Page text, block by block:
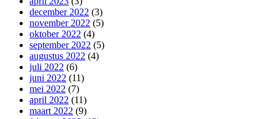
december 2022 (3)
november 2022 (5)
oktober 2022 (4)
september 2022 (5)
augustus 2022 (4)
juli 2022 (6)
juni 2022 (11)
mei 2022 (7)
april 2022 (11)
maart 2022 (9)